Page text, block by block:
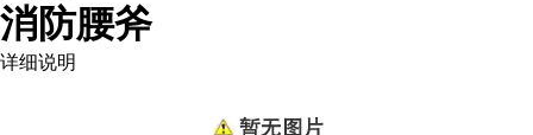
消防腰斧
详细说明